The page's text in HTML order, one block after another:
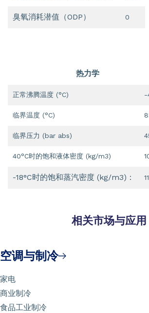
臭氧消耗潜值（ODP） 0
热力学
正常沸腾温度 (°C) -
临界温度 (°C)
临界压力 (bar abs)
40°C时的饱和液体密度 (kg/m3)
-18°C时的饱和蒸汽密度 (kg/m3)：
相关市场与应用
空调与制冷
家电
商业制冷
食品工业制冷